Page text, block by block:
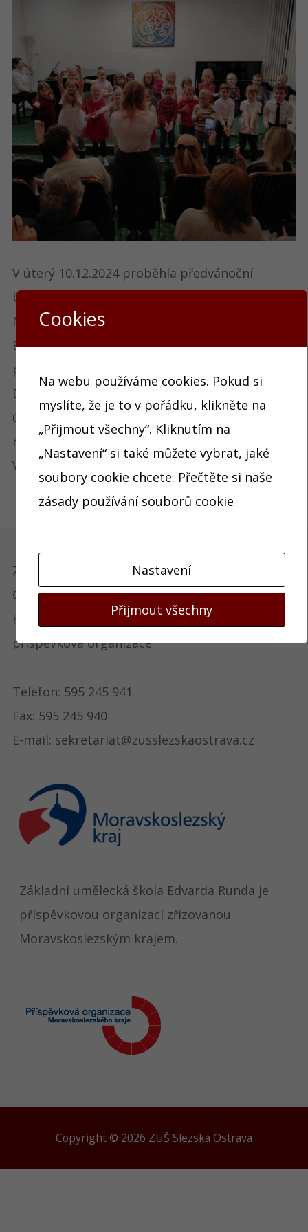
V úterý 10.12.2024 proběhla předvánoční
besídka našich nejmenších žáků z PHV.
Malé žáčky, kteří zpívali pod vedením Jany
Burdové a paní ředitelky Renaty Neubauerové,
přivítal zcela zaplněný koncertní sál naší školy.
Děti zazpívaly pásmo vánočních písní a koled a
účinkovali i jako sólisté na své hudební
nástroje.
Všichni byli odměněni velkým potleskem.
Základní umělecká škola Edvarda Runda
Ostrava – Slezská Ostrava
Keltičkova 4
příspěvková organizace
Telefon: 595 245 941
Fax: 595 245 940
E-mail: sekretariat@zusslezskaostrava.cz
Základní umělecká škola Edvarda Runda je
příspěvkovou organizací zřizovanou
Moravskoslezským krajem.
Copyright © 2026 ZUŠ Slezská Ostrava
Cookies
Na webu používáme cookies. Pokud si
myslíte, že je to v pořádku, klikněte na
„Přijmout všechny“. Kliknutím na
„Nastavení“ si také můžete vybrat, jaké
soubory cookie chcete. Přečtěte si naše
zásady používání souborů cookie
Nastavení
Přijmout všechny